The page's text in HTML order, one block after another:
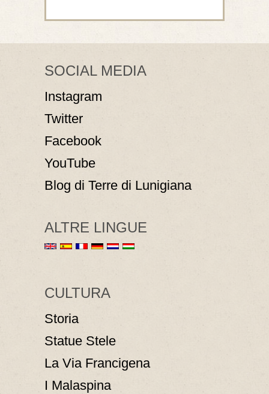
SOCIAL MEDIA
Instagram
Twitter
Facebook
YouTube
Blog di Terre di Lunigiana
ALTRE LINGUE
CULTURA
Storia
Statue Stele
La Via Francigena
I Malaspina